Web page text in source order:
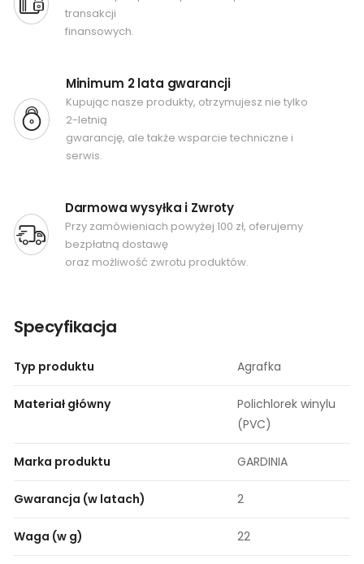
transakcji
finansowych.
Minimum 2 lata gwarancji
Kupując nasze produkty, otrzymujesz nie tylko
2-letnią
gwarancję, ale także wsparcie techniczne i
serwis.
Darmowa wysyłka i Zwroty
Przy zamówieniach powyżej 100 zł, oferujemy
bezpłatną dostawę
oraz możliwość zwrotu produktów.
Specyfikacja
Typ produktu Agrafka
Materiał główny
Polichlorek winylu
(PVC)
Marka produktu GARDINIA
Gwarancja (w latach) 2
Waga (w g) 22